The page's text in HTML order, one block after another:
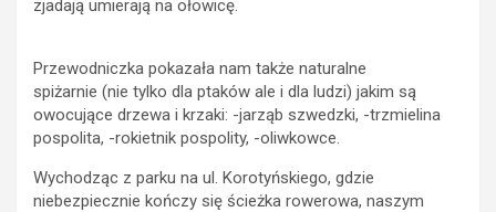
zjadają umierają na ołowicę.
Przewodniczka pokazała nam także naturalne
spiżarnie (nie tylko dla ptaków ale i dla ludzi) jakim są
owocujące drzewa i krzaki: -jarząb szwedzki, -trzmielina
pospolita, -rokietnik pospolity, -oliwkowce.
Wychodząc z parku na ul. Korotyńskiego, gdzie
niebezpiecznie kończy się ścieżka rowerowa, naszym